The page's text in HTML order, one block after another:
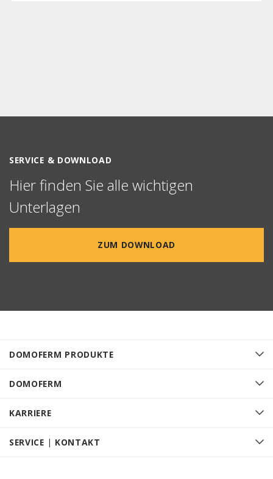
DOMOFERM PRODUKTE
DOMOFERM
KARRIERE
SERVICE | KONTAKT
SERVICE & DOWNLOAD
Hier finden Sie alle wichtigen
Unterlagen
ZUM DOWNLOAD